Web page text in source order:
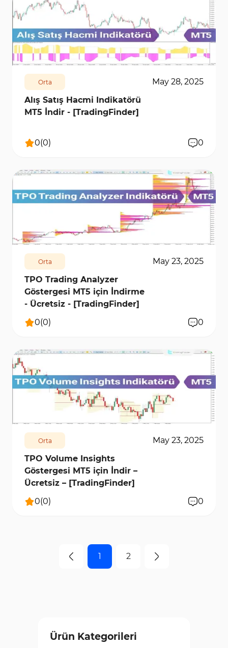
481 7807 0
Orta
May 28, 2025
Alış Satış Hacmi Indikatörü
MT5 İndir - [TradingFinder]
0(0) 0
Orta
May 23, 2025
TPO Trading Analyzer
Göstergesi MT5 için İndirme
- Ücretsiz - [TradingFinder]
0(0) 0
6129 0
Orta
May 23, 2025
TPO Volume Insights
Göstergesi MT5 için İndir –
Ücretsiz – [TradingFinder]
0(0) 0
1 2
Ürün Kategorileri